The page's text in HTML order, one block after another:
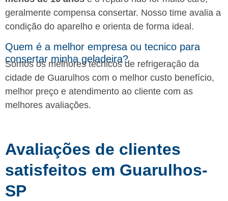
geralmente compensa consertar. Nosso time avalia a
condição do aparelho e orienta de forma ideal.
Quem é a melhor empresa ou tecnico para
consertar minha geladeira?
Somos os melhores técnicos de refrigeração da
cidade de Guarulhos com o melhor custo benefício,
melhor preço e atendimento ao cliente com as
melhores avaliações.
Avaliações de clientes
satisfeitos em Guarulhos-
SP